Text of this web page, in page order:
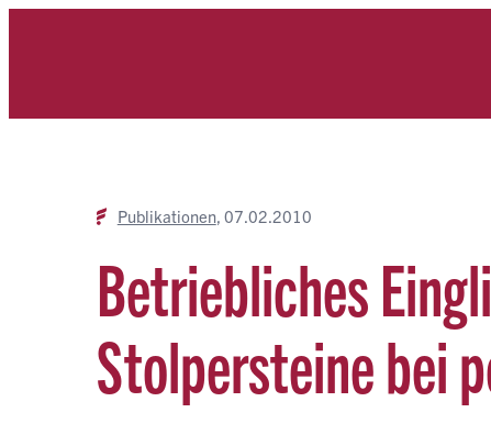
Publikationen 07.02.2010
Betriebliches
Stolpersteine bei